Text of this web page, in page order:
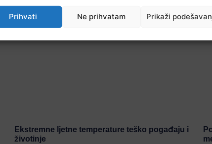
Prihvati Ne prihvatam Prikaži
Ekstremne ljetne temperature teško pogađaju i
životinje